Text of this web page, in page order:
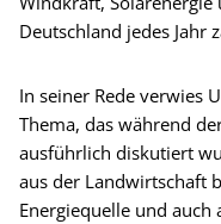
Deutschland jedes Jahr
In seiner Rede verwies
Thema, das während
ausführlich diskutiert
aus der Landwirtschaft
Energiequelle und